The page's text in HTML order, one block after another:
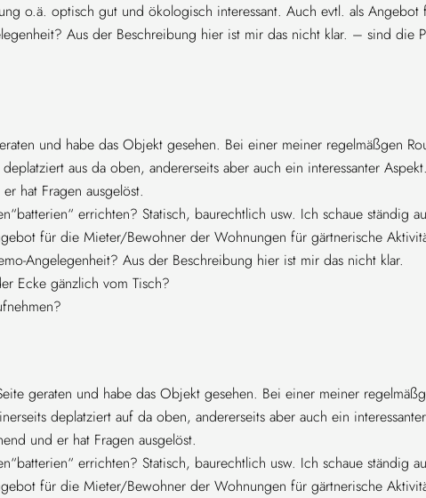
o.ä. optisch gut und ökologisch interessant. Auch evtl. als
Aus der Beschreibung hier ist mir das nicht klar. – sind
und habe das Objekt gesehen. Bei einer meiner regelmäßgen
aus da oben, andererseits aber auch ein interessanter
hat Fragen ausgelöst.
errichten? Statisch, baurechtlich usw. Ich schaue
für die Mieter/Bewohner der Wohnungen für gärtnerische
Angelegenheit? Aus der Beschreibung hier ist mir das nicht klar.
Ecke gänzlich vom Tisch?
geraten und habe das Objekt gesehen. Bei einer meiner
deplatziert auf da oben, andererseits aber auch ein
und er hat Fragen ausgelöst.
errichten? Statisch, baurechtlich usw. Ich schaue
für die Mieter/Bewohner der Wohnungen für gärtnerische